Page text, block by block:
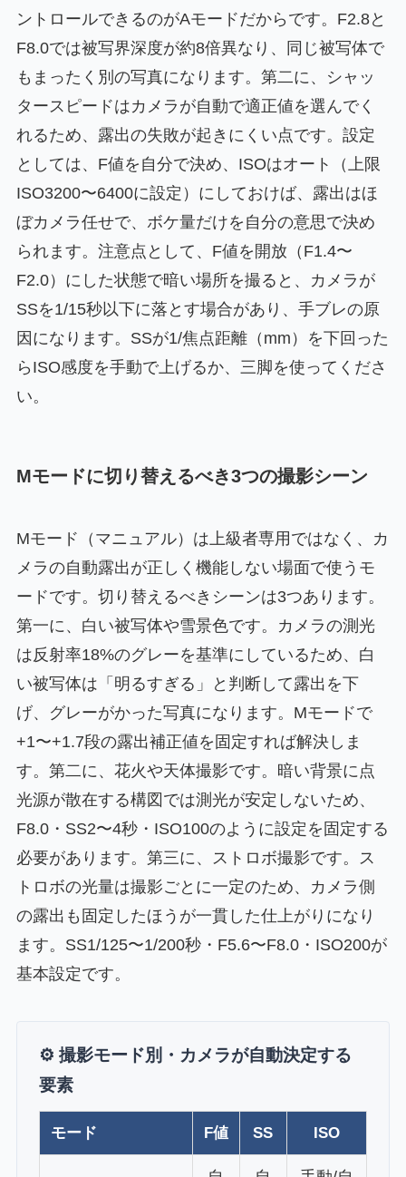
ントロールできるのがAモードだからです。F2.8と
F8.0では被写界深度が約8倍異なり、同じ被写体で
もまったく別の写真になります。第二に、シャッ
タースピードはカメラが自動で適正値を選んでく
れるため、露出の失敗が起きにくい点です。設定
としては、F値を自分で決め、ISOはオート（上限
ISO3200〜6400に設定）にしておけば、露出はほ
ぼカメラ任せで、ボケ量だけを自分の意思で決め
られます。注意点として、F値を開放（F1.4〜
F2.0）にした状態で暗い場所を撮ると、カメラが
SSを1/15秒以下に落とす場合があり、手ブレの原
因になります。SSが1/焦点距離（mm）を下回った
らISO感度を手動で上げるか、三脚を使ってくださ
い。
Mモードに切り替えるべき3つの撮影シーン
Mモード（マニュアル）は上級者専用ではなく、カ
メラの自動露出が正しく機能しない場面で使うモ
ードです。切り替えるべきシーンは3つあります。
第一に、白い被写体や雪景色です。カメラの測光
は反射率18%のグレーを基準にしているため、白
い被写体は「明るすぎる」と判断して露出を下
げ、グレーがかった写真になります。Mモードで
+1〜+1.7段の露出補正値を固定すれば解決しま
す。第二に、花火や天体撮影です。暗い背景に点
光源が散在する構図では測光が安定しないため、
F8.0・SS2〜4秒・ISO100のように設定を固定する
必要があります。第三に、ストロボ撮影です。ス
トロボの光量は撮影ごとに一定のため、カメラ側
の露出も固定したほうが一貫した仕上がりになり
ます。SS1/125〜1/200秒・F5.6〜F8.0・ISO200が
基本設定です。
⚙️ 撮影モード別・カメラが自動決定する
要素
モード F値 SS ISO